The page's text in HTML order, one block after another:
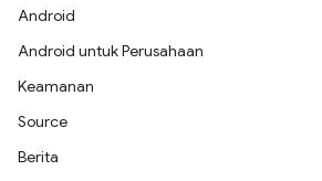
Android
Android untuk Perusahaan
Keamanan
Source
Berita